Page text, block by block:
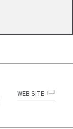
WEB SITE